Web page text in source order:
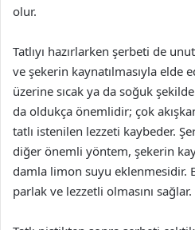
olur.
Tatlıyı hazırlarken şerbeti de
ve şekerin kaynatılmasıyla elde
üzerine sıcak ya da soğuk
da oldukça önemlidir; çok
tatlı istenilen lezzeti kaybeder.
diğer önemli yöntem, şekerin
damla limon suyu eklenmesidir.
parlak ve lezzetli olmasını sağlar.